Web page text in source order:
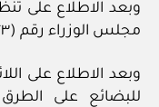
وبعد الاطلاع على
مجلس الوزراء رقم (٣٢٣) وتاريخ ١٤ /٤ /١٤٣٤هـ، وتعديلاته.
وبعد الاطلاع على
للبضائع على الطرق